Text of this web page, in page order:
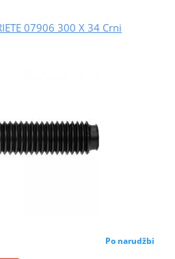
07906 300 X 34 Crni
Po narudžbi